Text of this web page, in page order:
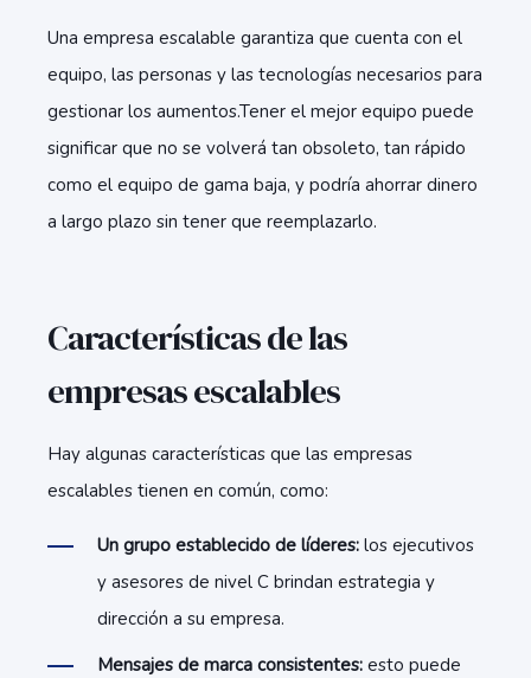
Una empresa escalable garantiza que cuenta con el
equipo, las personas y las tecnologías necesarios para
gestionar los aumentos.Tener el mejor equipo puede
significar que no se volverá tan obsoleto, tan rápido
como el equipo de gama baja, y podría ahorrar dinero
a largo plazo sin tener que reemplazarlo.
Características de las
empresas escalables
Hay algunas características que las empresas
escalables tienen en común, como:
Un grupo establecido de líderes: los ejecutivos
y asesores de nivel C brindan estrategia y
dirección a su empresa.
Mensajes de marca consistentes: esto puede